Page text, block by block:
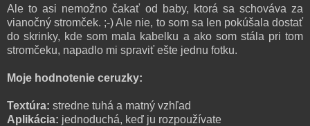
Ale to asi nemožno čakať od baby, ktorá sa schováva za
vianočný stromček. ;-) Ale nie, to som sa len pokúšala dostať
do skrinky, kde som mala kabelku a ako som stála pri tom
stromčeku, napadlo mi spraviť ešte jednu fotku.
Moje hodnotenie ceruzky:
Textúra: stredne tuhá a matný vzhľad
Aplikácia: jednoduchá, keď ju rozpoužívate